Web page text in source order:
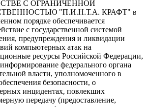
С ОГРАНИЧЕННОЙ
"П.И.Н.Т.А. КРАФТ" в
порядке обеспечивается
с государственной системой
предупреждения и ликвидации
компьютерных атак на
ресурсы Российской Федерации,
федерального органа
власти, уполномоченного в
безопасности, о
инцидентах, повлекших
передачу (предоставление,